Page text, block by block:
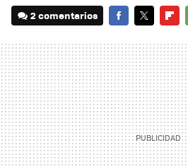
2 comentarios